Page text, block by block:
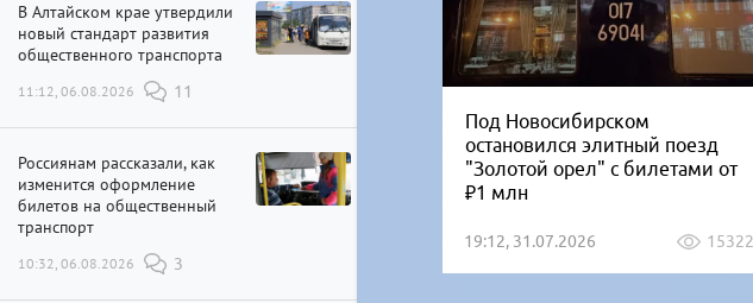
В Алтайском крае утвердили
новый стандарт развития
общественного транспорта
11:12, 06.08.2026 11
Россиянам рассказали, как
изменится оформление
билетов на общественный
транспорт
10:32, 06.08.2026 3
Под Новосибирском
остановился элитный поезд
"Золотой орел" с билетами от
₽1 млн
19:12, 31.07.2026 15322